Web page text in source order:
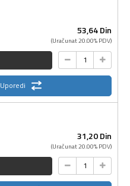
53,64Din
(Uračunat 20.00% PDV)
Uporedi
31,20Din
(Uračunat 20.00% PDV)